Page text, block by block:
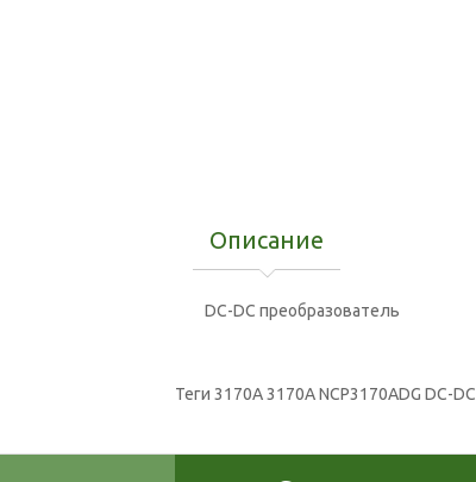
Описание
DC-DC преобразователь
Теги 3170A 3170А NCP3170ADG DC-DC